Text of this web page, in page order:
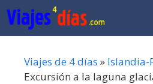
Saltar
al
contenido
Viajes de 4 días » Islandia-
Excursión a la laguna